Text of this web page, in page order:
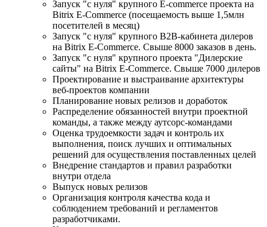
Запуск "с нуля" крупного E-commerce проекта на
Bitrix E-Commerce (посещаемость выше 1,5млн
посетителей в месяц)
Запуск "с нуля" крупного B2B-кабинета дилеров
на Bitrix E-Commerce. Свыше 8000 заказов в день.
Запуск "с нуля" крупного проекта "Дилерские
сайты" на Bitrix E-Commerce. Свыше 7000 дилеров
Проектирование и выстраивание архитектуры
веб-проектов компании
Планирование новых релизов и доработок
Распределение обязанностей внутри проектной
команды, а также между аутсорс-командами
Оценка трудоемкости задач и контроль их
выполнения, поиск лучших и оптимальных
решений для осуществления поставленных целей
Внедрение стандартов и правил разработки
внутри отдела
Выпуск новых релизов
Организация контроля качества кода и
соблюдением требований и регламентов
разработчиками.